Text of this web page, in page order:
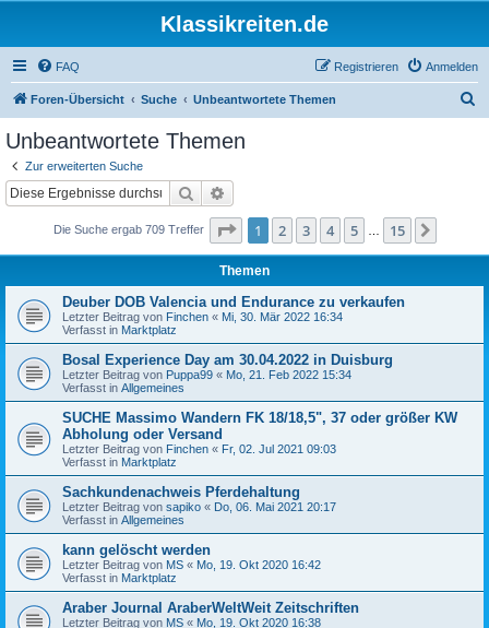
Klassikreiten.de
FAQ Anmelden
Registrieren
Foren-Übersicht Suche Unbeantwortete Themen
Unbeantwortete Themen
Zur erweiterten Suche
Suche
Die Suche ergab 709 Treffer Seite 1von 15
1 2 3 4 5 15
Themen
Deuber DOB Valencia und Endurance zu verkaufen
Letzter Beitrag von Finchen « Mi, 30. Mär 2022 16:34
Verfasst in Marktplatz
Bosal Experience Day am 30.04.2022 in Duisburg
Letzter Beitrag von Puppa99 « Mo, 21. Feb 2022 15:34
Verfasst in Allgemeines
SUCHE Massimo Wandern FK 18/18,5", 37 oder größer KW
Abholung oder Versand
Letzter Beitrag von Finchen « Fr, 02. Jul 2021 09:03
Verfasst in Marktplatz
Sachkundenachweis Pferdehaltung
Letzter Beitrag von sapiko « Do, 06. Mai 2021 20:17
Verfasst in Allgemeines
kann gelöscht werden
Letzter Beitrag von MS « Mo, 19. Okt 2020 16:42
Verfasst in Marktplatz
Araber Journal AraberWeltWeit Zeitschriften
Letzter Beitrag von MS « Mo, 19. Okt 2020 16:38